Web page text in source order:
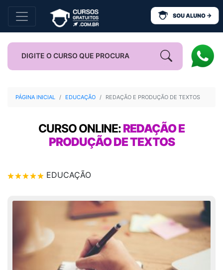
PÁGINA INICIAL EDUCAÇÃO REDAÇÃO E PRODUÇÃO DE TEXTOS
CURSO ONLINE:REDAÇÃO E
PRODUÇÃO DE TEXTOS
EDUCAÇÃO